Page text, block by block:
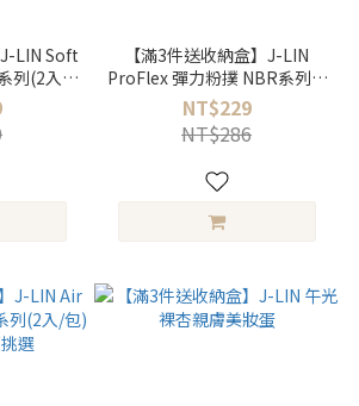
J-LIN Soft
列(2入/
挑選
【滿3件送收納盒】J-LIN
ProFlex 彈力粉撲 NBR系列(2
入/包) ＿五種尺寸可挑選
NT$229
NT$286